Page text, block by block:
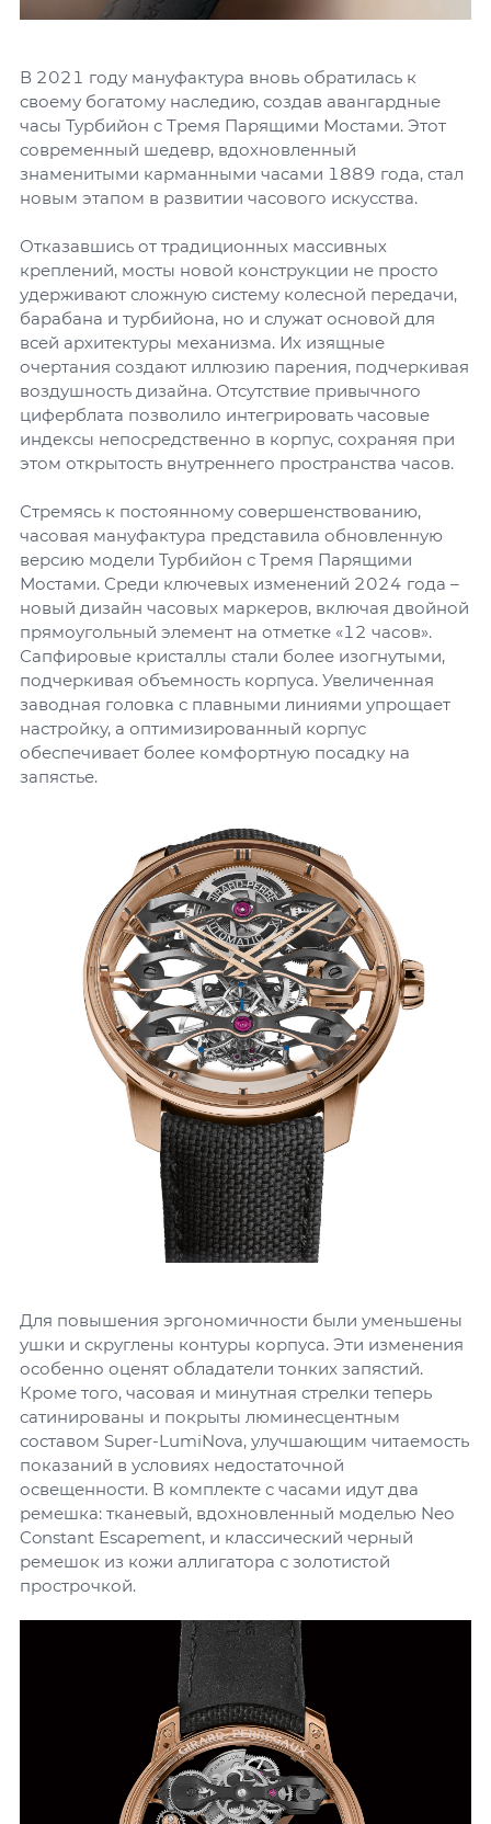
В 2021 году мануфактура вновь обратилась к
своему богатому наследию, создав авангардные
часы Турбийон с Тремя Парящими Мостами. Этот
современный шедевр, вдохновленный
знаменитыми карманными часами 1889 года, стал
новым этапом в развитии часового искусства.
Отказавшись от традиционных массивных
креплений, мосты новой конструкции не просто
удерживают сложную систему колесной передачи,
барабана и турбийона, но и служат основой для
всей архитектуры механизма. Их изящные
очертания создают иллюзию парения, подчеркивая
воздушность дизайна. Отсутствие привычного
циферблата позволило интегрировать часовые
индексы непосредственно в корпус, сохраняя при
этом открытость внутреннего пространства часов.
Стремясь к постоянному совершенствованию,
часовая мануфактура представила обновленную
версию модели Турбийон с Тремя Парящими
Мостами. Среди ключевых изменений 2024 года –
новый дизайн часовых маркеров, включая двойной
прямоугольный элемент на отметке «12 часов».
Сапфировые кристаллы стали более изогнутыми,
подчеркивая объемность корпуса. Увеличенная
заводная головка с плавными линиями упрощает
настройку, а оптимизированный корпус
обеспечивает более комфортную посадку на
запястье.
Для повышения эргономичности были уменьшены
ушки и скруглены контуры корпуса. Эти изменения
особенно оценят обладатели тонких запястий.
Кроме того, часовая и минутная стрелки теперь
сатинированы и покрыты люминесцентным
составом Super-LumiNova, улучшающим читаемость
показаний в условиях недостаточной
освещенности. В комплекте с часами идут два
ремешка: тканевый, вдохновленный моделью Neo
Constant Escapement, и классический черный
ремешок из кожи аллигатора с золотистой
прострочкой.